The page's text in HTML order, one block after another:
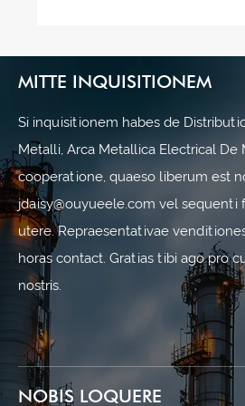
MITTE INQUISITIONEM
Si inquisitionem habes de
Metalli, Arca Metallica Electrical De
cooperatione, quaeso liberum est
jdaisy@ouyueele.com vel sequenti
utere. Repraesentativae
horas contact. Gratias tibi ago pro
nostris.
NOBIS LOQUERE